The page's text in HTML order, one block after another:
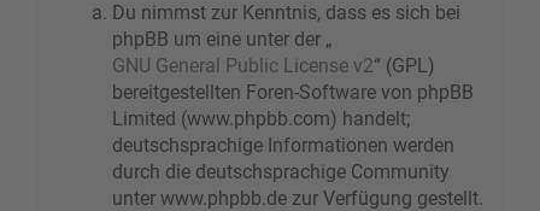
Du nimmst zur Kenntnis, dass es sich bei
phpBB um eine unter der „
GNU General Public License v2“ (GPL)
bereitgestellten Foren-Software von phpBB
Limited (www.phpbb.com) handelt;
deutschsprachige Informationen werden
durch die deutschsprachige Community
unter www.phpbb.de zur Verfügung gestellt.